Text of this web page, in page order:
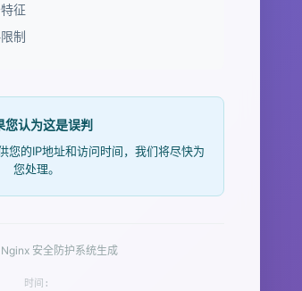
征
制
您认为这是误判
您的IP地址和访问时间，我们将尽快为
您处理。
安全防护系统生成
时间: